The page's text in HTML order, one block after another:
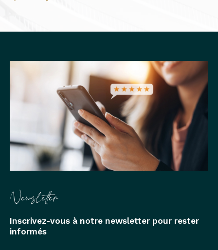
Newsletter
Inscrivez-vous à notre newsletter pour rester
informés